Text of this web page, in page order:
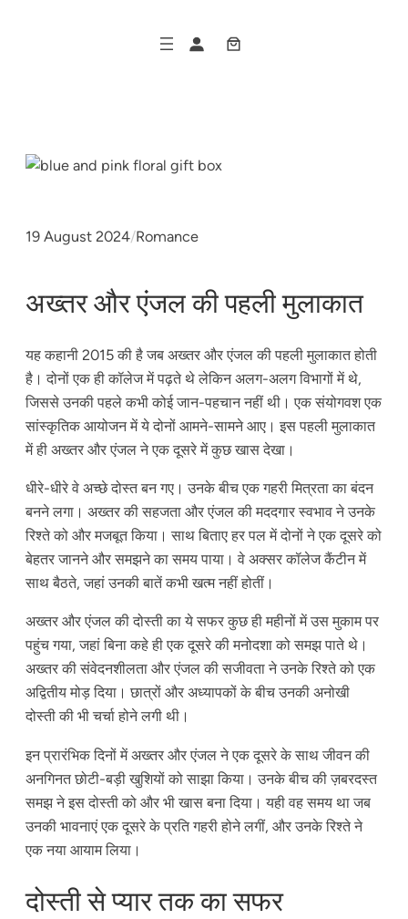
19 August 2024/Romance
अख्तर और एंजल की पहली मुलाकात
यह कहानी 2015 की है जब अख्तर और एंजल की पहली मुलाकात होती
है। दोनों एक ही कॉलेज में पढ़ते थे लेकिन अलग-अलग विभागों में थे,
जिससे उनकी पहले कभी कोई जान-पहचान नहीं थी। एक संयोगवश एक
सांस्कृतिक आयोजन में ये दोनों आमने-सामने आए। इस पहली मुलाकात
में ही अख्तर और एंजल ने एक दूसरे में कुछ खास देखा।
धीरे-धीरे वे अच्छे दोस्त बन गए। उनके बीच एक गहरी मित्रता का बंदन
बनने लगा। अख्तर की सहजता और एंजल की मददगार स्वभाव ने उनके
रिश्ते को और मजबूत किया। साथ बिताए हर पल में दोनों ने एक दूसरे को
बेहतर जानने और समझने का समय पाया। वे अक्सर कॉलेज कैंटीन में
साथ बैठते, जहां उनकी बातें कभी खत्म नहीं होतीं।
अख्तर और एंजल की दोस्ती का ये सफर कुछ ही महीनों में उस मुकाम पर
पहुंच गया, जहां बिना कहे ही एक दूसरे की मनोदशा को समझ पाते थे।
अख्तर की संवेदनशीलता और एंजल की सजीवता ने उनके रिश्ते को एक
अद्वितीय मोड़ दिया। छात्रों और अध्यापकों के बीच उनकी अनोखी
दोस्ती की भी चर्चा होने लगी थी।
इन प्रारंभिक दिनों में अख्तर और एंजल ने एक दूसरे के साथ जीवन की
अनगिनत छोटी-बड़ी खुशियों को साझा किया। उनके बीच की ज़बरदस्त
समझ ने इस दोस्ती को और भी खास बना दिया। यही वह समय था जब
उनकी भावनाएं एक दूसरे के प्रति गहरी होने लगीं, और उनके रिश्ते ने
एक नया आयाम लिया।
दोस्ती से प्यार तक का सफर